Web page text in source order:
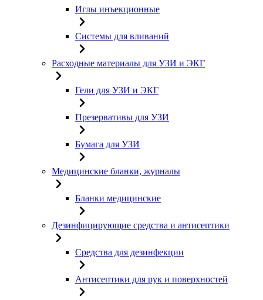
Иглы инъекционные
Системы для вливаний
Расходные материалы для УЗИ и ЭКГ
Гели для УЗИ и ЭКГ
Презервативы для УЗИ
Бумага для УЗИ
Медицинские бланки, журналы
Бланки медицинские
Дезинфицирующие средства и антисептики
Средства для дезинфекции
Антисептики для рук и поверхностей